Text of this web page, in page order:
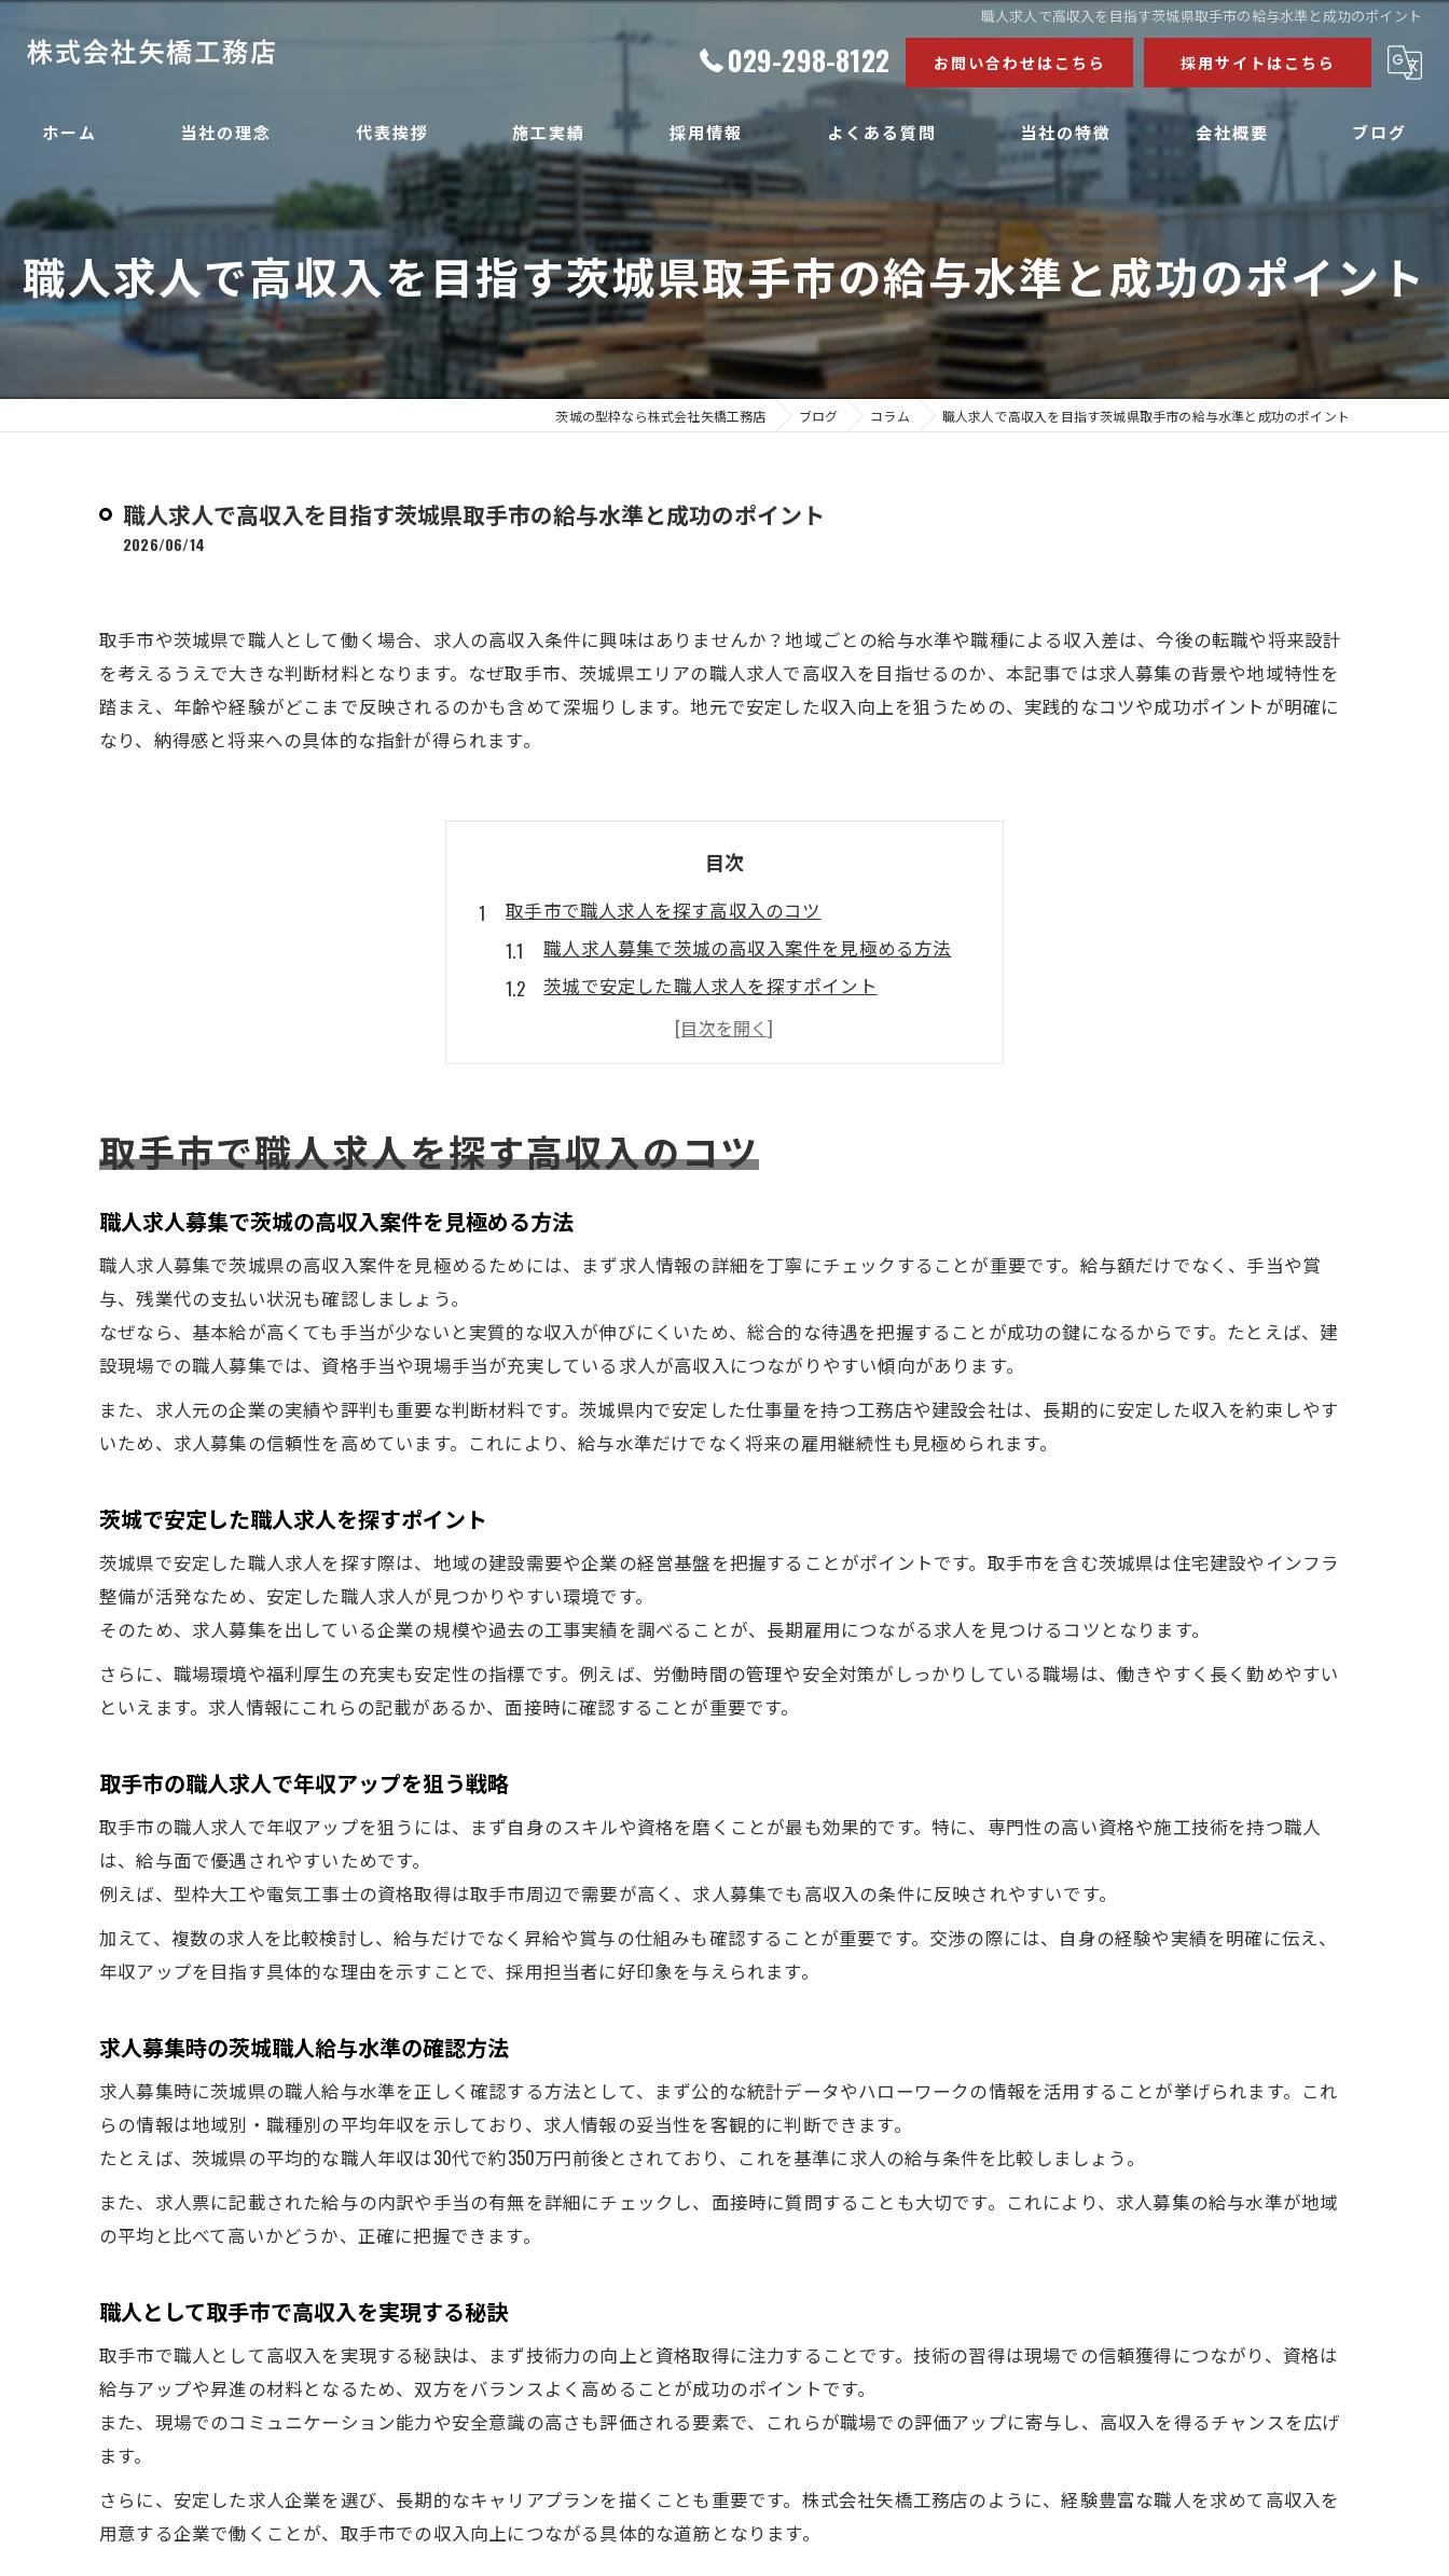
職人求人で高収入を目指す茨城県取手市の給与水準と成功のポイント
029-298-8122 お問い合わせはこちら 採用サイトはこちら
ホーム 当社の理念 代表挨拶 施工実績 採用情報 よくある質問 当社の特徴
公共施設
マンション
病院
工場
求人
会社概要 ブログ
コラム
職人求人で高収入を目指す茨城県取手市の給与水準と成功のポイント
茨城の型枠なら株式会社矢橋工務店 ブログ コラム 職人求人で高収入を目指す茨城県取手市の給与水準と成功のポイント
職人求人で高収入を目指す茨城県取手市の給与水準と成功のポイント
2026/06/14
取手市や茨城県で職人として働く場合、求人の高収入条件に興味はありませんか？地域ごとの給与水準や職種による収入差は、今後の転職や将来設計
を考えるうえで大きな判断材料となります。なぜ取手市、茨城県エリアの職人求人で高収入を目指せるのか、本記事では求人募集の背景や地域特性を
踏まえ、年齢や経験がどこまで反映されるのかも含めて深堀りします。地元で安定した収入向上を狙うための、実践的なコツや成功ポイントが明確に
なり、納得感と将来への具体的な指針が得られます。
目次
取手市で職人求人を探す高収入のコツ
職人求人募集で茨城の高収入案件を見極める方法
茨城で安定した職人求人を探すポイント
取手市の職人求人で年収アップを狙う戦略
求人募集時の茨城職人給与水準の確認方法
茨城の求人募集における給与相場を徹底解説
職人求人募集で知るべき茨城の給与相場
茨城県の職人求人で高収入を得る条件
取手市と茨城県の職人年収比較のポイント
職人求人で茨城の給与差を理解する利点
転職なら職人求人募集で年収アップが叶う理由
茨城で職人求人募集が転職年収アップに強い理由
職人求人で茨城の高収入転職を成功させるコツ
職人求人募集で茨城の安定収入を得る方法
高収入を目指す茨城の職人求人事情とは
茨城職人求人募集の高収入傾向と背景を解説
職人求人で注目される茨城の収入事情
茨城の高収入職人求人が増える理由
経験を活かす茨城職人求人の選び方ポイント
茨城で経験を活かせる職人求人の見極め方
求人募集で重視される茨城職人のスキル要件
茨城職人求人募集で経験が年収に反映される仕組み
地元で安定収入を得る職人求人成功の秘訣
茨城職人求人募集で安定収入を実現する考え方
地元で選ぶ職人求人が収入安定へ導く理由
茨城の職人求人募集で長く働ける環境選び
安定収入を叶える茨城職人求人の条件
取手市で職人求人を探す高収入のコツ
職人求人募集で茨城の高収入案件を見極める方法
職人求人募集で茨城県の高収入案件を見極めるためには、まず求人情報の詳細を丁寧にチェックすることが重要です。給与額だけでなく、手当や賞
与、残業代の支払い状況も確認しましょう。
なぜなら、基本給が高くても手当が少ないと実質的な収入が伸びにくいため、総合的な待遇を把握することが成功の鍵になるからです。たとえば、建
設現場での職人募集では、資格手当や現場手当が充実している求人が高収入につながりやすい傾向があります。
また、求人元の企業の実績や評判も重要な判断材料です。茨城県内で安定した仕事量を持つ工務店や建設会社は、長期的に安定した収入を約束しやす
いため、求人募集の信頼性を高めています。これにより、給与水準だけでなく将来の雇用継続性も見極められます。
茨城で安定した職人求人を探すポイント
茨城県で安定した職人求人を探す際は、地域の建設需要や企業の経営基盤を把握することがポイントです。取手市を含む茨城県は住宅建設やインフラ
整備が活発なため、安定した職人求人が見つかりやすい環境です。
そのため、求人募集を出している企業の規模や過去の工事実績を調べることが、長期雇用につながる求人を見つけるコツとなります。
さらに、職場環境や福利厚生の充実も安定性の指標です。例えば、労働時間の管理や安全対策がしっかりしている職場は、働きやすく長く勤めやすい
といえます。求人情報にこれらの記載があるか、面接時に確認することが重要です。
取手市の職人求人で年収アップを狙う戦略
取手市の職人求人で年収アップを狙うには、まず自身のスキルや資格を磨くことが最も効果的です。特に、専門性の高い資格や施工技術を持つ職人
は、給与面で優遇されやすいためです。
例えば、型枠大工や電気工事士の資格取得は取手市周辺で需要が高く、求人募集でも高収入の条件に反映されやすいです。
加えて、複数の求人を比較検討し、給与だけでなく昇給や賞与の仕組みも確認することが重要です。交渉の際には、自身の経験や実績を明確に伝え、
年収アップを目指す具体的な理由を示すことで、採用担当者に好印象を与えられます。
求人募集時の茨城職人給与水準の確認方法
求人募集時に茨城県の職人給与水準を正しく確認する方法として、まず公的な統計データやハローワークの情報を活用することが挙げられます。これ
らの情報は地域別・職種別の平均年収を示しており、求人情報の妥当性を客観的に判断できます。
たとえば、茨城県の平均的な職人年収は30代で約350万円前後とされており、これを基準に求人の給与条件を比較しましょう。
また、求人票に記載された給与の内訳や手当の有無を詳細にチェックし、面接時に質問することも大切です。これにより、求人募集の給与水準が地域
の平均と比べて高いかどうか、正確に把握できます。
職人として取手市で高収入を実現する秘訣
取手市で職人として高収入を実現する秘訣は、まず技術力の向上と資格取得に注力することです。技術の習得は現場での信頼獲得につながり、資格は
給与アップや昇進の材料となるため、双方をバランスよく高めることが成功のポイントです。
また、現場でのコミュニケーション能力や安全意識の高さも評価される要素で、これらが職場での評価アップに寄与し、高収入を得るチャンスを広げ
ます。
さらに、安定した求人企業を選び、長期的なキャリアプランを描くことも重要です。株式会社矢橋工務店のように、経験豊富な職人を求めて高収入を
用意する企業で働くことが、取手市での収入向上につながる具体的な道筋となります。